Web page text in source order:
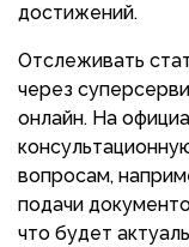
достижений.
Отслеживать
через
онлайн. На
вопросам,
подачи
что будет